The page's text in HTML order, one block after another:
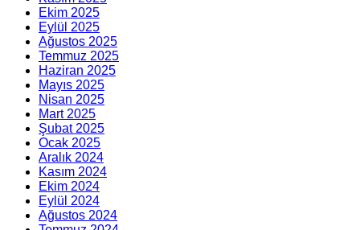
Ekim 2025
Eylül 2025
Ağustos 2025
Temmuz 2025
Haziran 2025
Mayıs 2025
Nisan 2025
Mart 2025
Şubat 2025
Ocak 2025
Aralık 2024
Kasım 2024
Ekim 2024
Eylül 2024
Ağustos 2024